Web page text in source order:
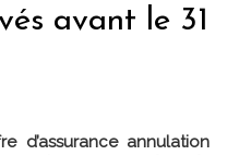
avant le 31
d’assurance annulation